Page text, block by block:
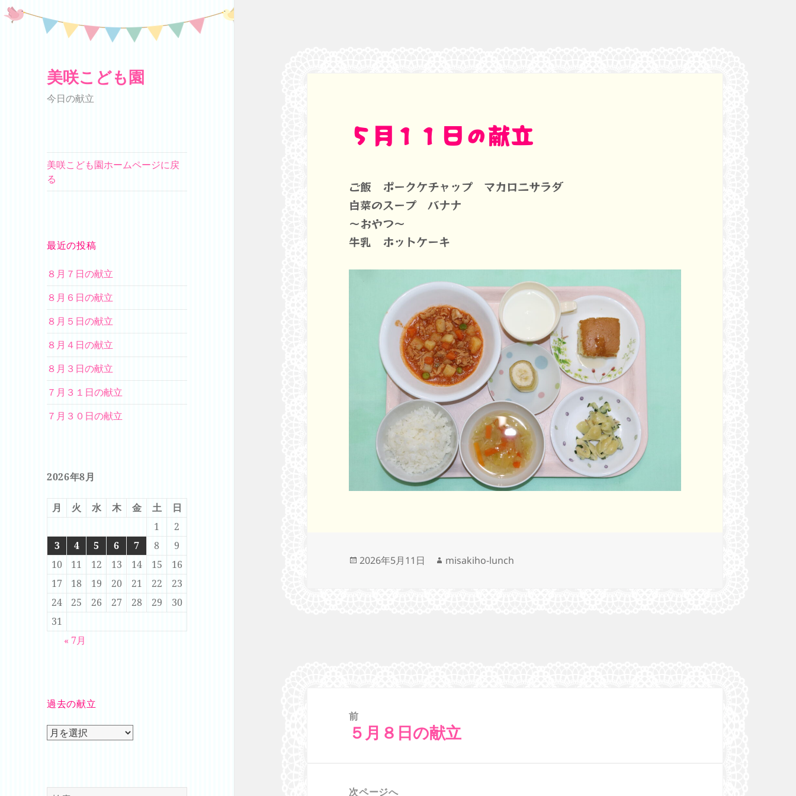
美咲こども園
今日の献立
美咲こども園ホームページに戻
る
最近の投稿
８月７日の献立
８月６日の献立
８月５日の献立
８月４日の献立
８月３日の献立
７月３１日の献立
７月３０日の献立
2026年8月
月 火 水 木 金 土
日
1
2
3
4 5 6 7 8
9
10
11 12 13 14 15
16
17
18 19 20 21 22
23
24
25 26 27 28 29
30
31
« 7月
過去の献立
過
立
５月１１日の献立
ご飯 ポークケチャップ マカロニサラダ
白菜のスープ バナナ
～おやつ～
牛乳 ホットケーキ
投
2026年5月11日
作
misakiho-lunch
前
前
稿:
５月８日の献立
次ページへ